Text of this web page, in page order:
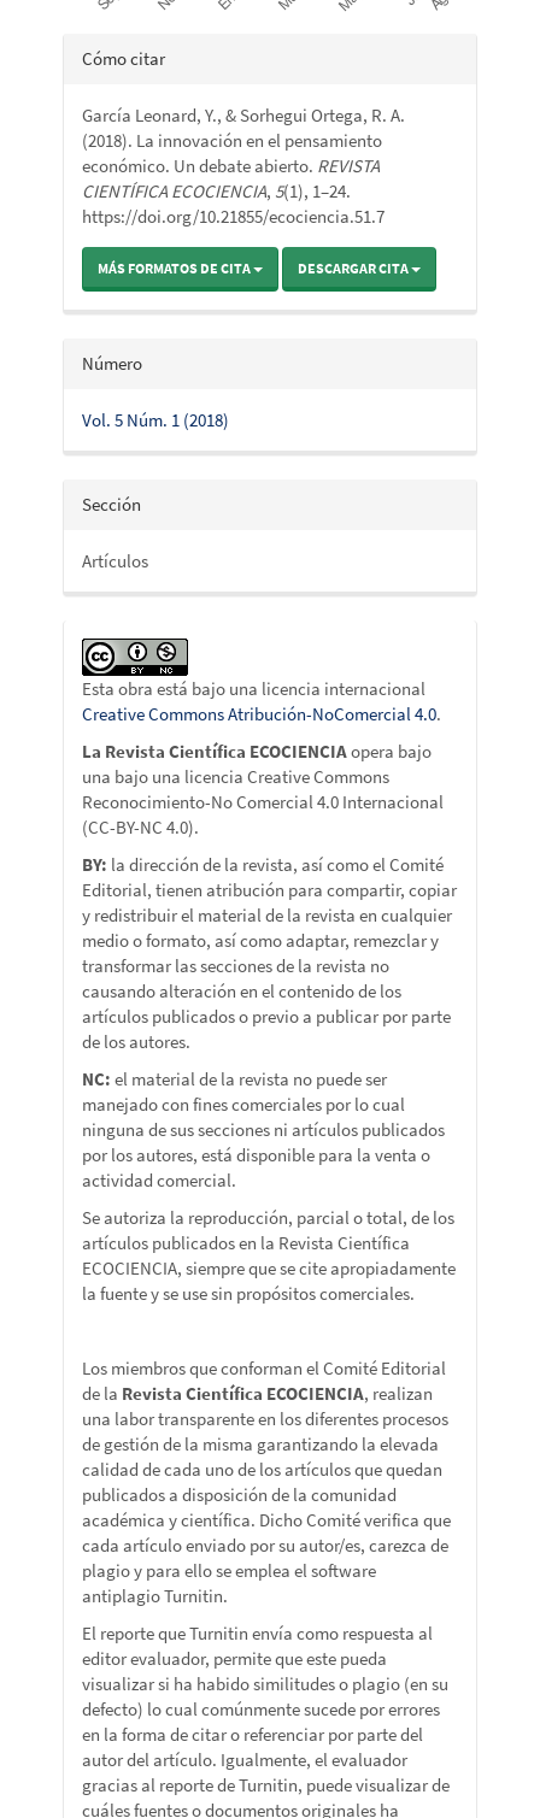
Detalles
artículo
Cómo citar
García Leonard, Y., & Sorhegui Ortega, R. A.
(2018). La innovación en el pensamiento
económico. Un debate abierto. REVISTA
CIENTÍFICA ECOCIENCIA, 5(1), 1–24.
https://doi.org/10.21855/ecociencia.51.7
MÁS FORMATOS DE CITA DESCARGAR CITA
Número
Vol. 5 Núm. 1 (2018)
Sección
Artículos
Esta obra está bajo una licencia internacional
Creative Commons Atribución-NoComercial 4.0.
La Revista Científica ECOCIENCIAopera bajo
una bajo una licencia Creative Commons
Reconocimiento-No Comercial 4.0 Internacional
(CC-BY-NC 4.0).
BY: la dirección de la revista, así como el Comité
Editorial, tienen atribución para compartir, copiar
y redistribuir el material de la revista en cualquier
medio o formato, así como adaptar, remezclar y
transformar las secciones de la revista no
causando alteración en el contenido de los
artículos publicados o previo a publicar por parte
de los autores.
NC: el material de la revista no puede ser
manejado con fines comerciales por lo cual
ninguna de sus secciones ni artículos publicados
por los autores, está disponible para la venta o
actividad comercial.
Se autoriza la reproducción, parcial o total, de los
artículos publicados en la Revista Científica
ECOCIENCIA, siempre que se cite apropiadamente
la fuente y se use sin propósitos comerciales.
Los miembros que conforman el Comité Editorial
de la Revista Científica ECOCIENCIA, realizan
una labor transparente en los diferentes procesos
de gestión de la misma garantizando la elevada
calidad de cada uno de los artículos que quedan
publicados a disposición de la comunidad
académica y científica. Dicho Comité verifica que
cada artículo enviado por su autor/es, carezca de
plagio y para ello se emplea el software
antiplagio Turnitin.
El reporte que Turnitin envía como respuesta al
editor evaluador, permite que este pueda
visualizar si ha habido similitudes o plagio (en su
defecto) lo cual comúnmente sucede por errores
en la forma de citar o referenciar por parte del
autor del artículo. Igualmente, el evaluador
gracias al reporte de Turnitin, puede visualizar de
cuáles fuentes o documentos originales ha